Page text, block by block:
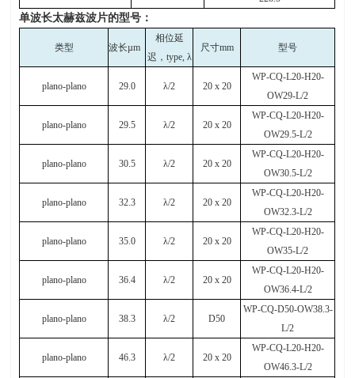
单波长太赫兹波片的型号：
类型 波长µm
相位延
迟， type, λ
尺寸mm 型号
plano-plano 29.0 λ/2 20 x 20
WP-CQ-L20-H20-
OW29-L/2
plano-plano 29.5 λ/2 20 x 20
WP-CQ-L20-H20-
OW29.5-L/2
plano-plano 30.5 λ/2 20 x 20
WP-CQ-L20-H20-
OW30.5-L/2
plano-plano 32.3 λ/2 20 x 20
WP-CQ-L20-H20-
OW32.3-L/2
plano-plano 35.0 λ/2 20 x 20
WP-CQ-L20-H20-
OW35-L/2
plano-plano 36.4 λ/2 20 x 20
WP-CQ-L20-H20-
OW36.4-L/2
plano-plano 38.3 λ/2 D50
WP-CQ-D50-OW38.3-
L/2
plano-plano 46.3 λ/2 20 x 20
WP-CQ-L20-H20-
OW46.3-L/2